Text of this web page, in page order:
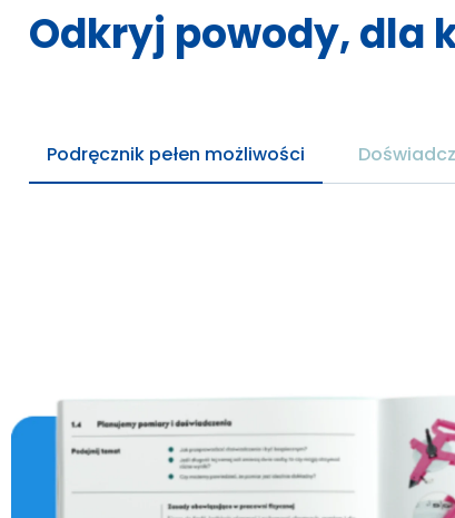
Odkryj powody, dla
Podręcznik pełen możliwości